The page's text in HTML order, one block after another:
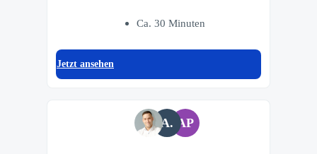
Ca. 30 Minuten
Jetzt ansehen
A. AP